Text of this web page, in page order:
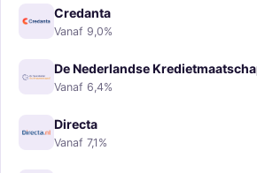
Credanta
Vanaf 9,0%
De Nederlandse
Vanaf 6,4%
Directa
Vanaf 7,1%